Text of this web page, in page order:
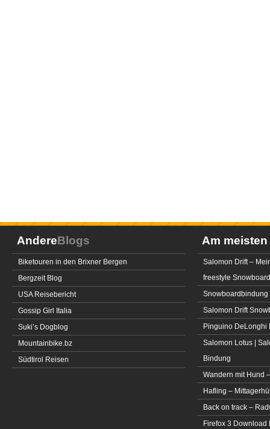
AndereBlogs
Biketouren in den Brixner Bergen
Bergzeit Blog
USA Reisebericht
Gossip Girl Italia
Suki’s Dogblog
Mountainbike.bz
Südtirol Reisen
Am meisten
Salomon Drift –
freestyle Snowboard
Snowboardbindung
Salomon Drift
Pinguino DeLonghi
Salomon Lotus |
Bindung
Wandern mit Hund
Hafling –
Back on track –
Firefox 3 Download